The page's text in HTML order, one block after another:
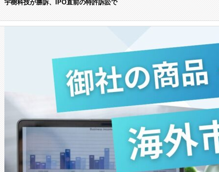
宇樹科技が勝訴、IPO直前の特許訴訟で